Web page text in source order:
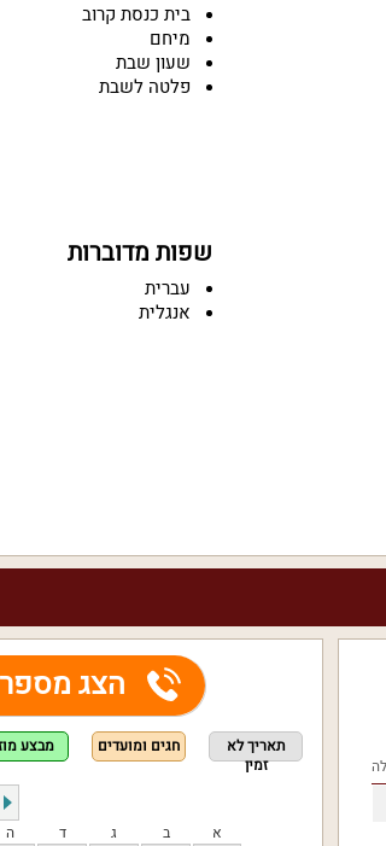
בית כנסת קרוב
מיחם
שעון שבת
פלטה לשבת
שפות מדוברות
עברית
אנגלית
הצג מספר
תאריך לא
זמין
חגים ומועדים מבצע
א
ב ג ד ה